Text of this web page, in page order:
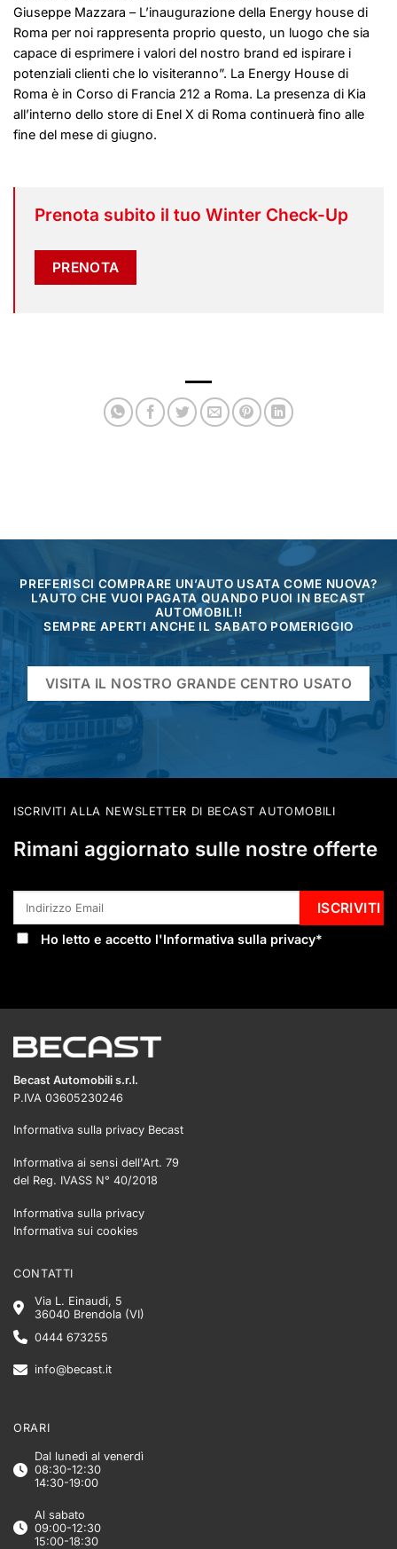
Giuseppe Mazzara – L’inaugurazione della Energy house di
Roma per noi rappresenta proprio questo, un luogo che sia
capace di esprimere i valori del nostro brand ed ispirare i
potenziali clienti che lo visiteranno”. La Energy House di
Roma è in Corso di Francia 212 a Roma. La presenza di Kia
all’interno dello store di Enel X di Roma continuerà fino alle
fine del mese di giugno.
Prenota subito il tuo Winter Check-Up
PRENOTA
PREFERISCI COMPRARE UN’AUTO USATA COME NUOVA?
L’AUTO CHE VUOI PAGATA QUANDO PUOI IN BECAST
AUTOMOBILI!
SEMPRE APERTI ANCHE IL SABATO POMERIGGIO
VISITA IL NOSTRO GRANDE CENTRO USATO
ISCRIVITI ALLA NEWSLETTER DI BECAST AUTOMOBILI
Rimani aggiornato sulle nostre offerte
Ho letto e accetto l'Informativa sulla privacy*
Becast Automobili s.r.l.
P.IVA 03605230246
Informativa sulla privacy Becast
Informativa ai sensi dell'Art. 79
del Reg. IVASS N° 40/2018
Informativa sulla privacy
Informativa sui cookies
CONTATTI
Via L. Einaudi, 5
36040 Brendola (VI)
0444 673255
info@becast.it
ORARI
Dal lunedì al venerdì
08:30-12:30
14:30-19:00
Al sabato
09:00-12:30
15:00-18:30